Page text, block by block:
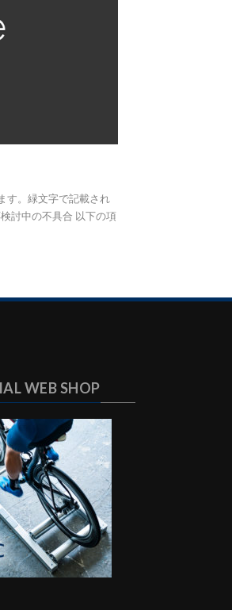
す。緑文字で記載され
討中の不具合 以下の項
WEB SHOP